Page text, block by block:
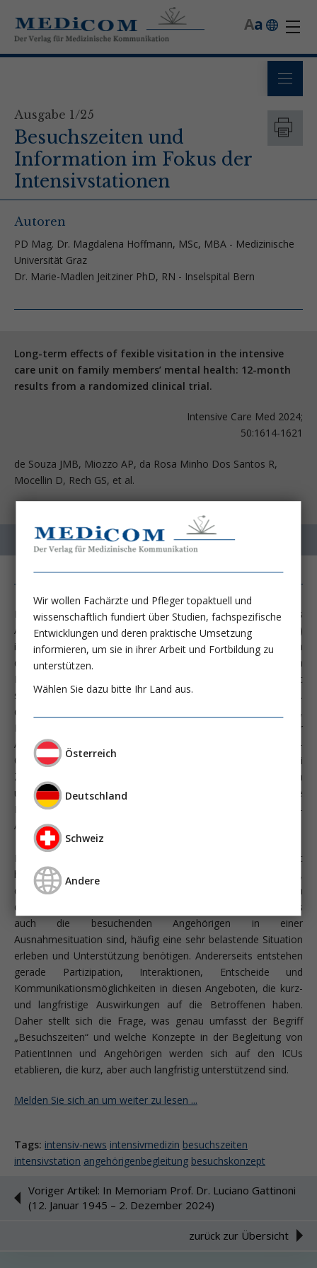
a
A
Ausgabe 1/25
Besuchszeiten und
Information im Fokus der
Intensivstationen
Autoren
PD Mag. Dr. Magdalena Hoffmann, MSc, MBA - Medizinische
Universität Graz
Dr. Marie-Madlen Jeitziner PhD, RN - Inselspital Bern
Long-term effects of fexible visitation in the intensive
care unit on family members’ mental health: 12-month
results from a randomized clinical trial.
Intensive Care Med 2024;
50:1614-1621
de Souza JMB, Miozzo AP, da Rosa Minho Dos Santos R,
Mocellin D, Rech GS, et al.
Für die Prävention und Behandlung belastender Folgen eines
Aufenthaltes auf der Intensivstation (Intensive Care Unit = ICU)
ist sowohl für die PatientInnen wie auch für die Angehörigen
die Partizipation und Involvierung der Angehörigen im
Behandlungsprozess sehr bedeutsam. Die verschiedenen, oft
schwerwiegenden Folgen werden bei rund einem Drittel bzw.
der Hälfte (Azoulay E; Am J Resp Crit Care, 2005; 171:987,
Hoffmann M; Intensive Care Med 2020; 46:1060) der
Angehörigen beobachtet und unter dem Begriff Post-Intensive-
Care-Syndrome Family (PICS-F) zusammengefasst (Putowski
Z; Anaesthesiol Intensive Ther 2023; 55:168). Es handelt sich
um körperliche, kognitive, psychische und soziale
Beeinträchtigungen, die häufig noch lange nach dem ICU-
Aufenthalt auftreten und bestehen bleiben können.
Die Partizipation und Involvierung der Angehörigen geschieht
häufig in den Besuchszeiten, dabei wird aber oft übersehen,
dass Besuchszeiten mehr sind als strukturelle und zeitlich
definierte Angebote. So gilt es einerseits zu bedenken, dass
auch die besuchenden Angehörigen in einer
Ausnahmesituation sind, häufig eine sehr belastende Situation
erleben und Unterstützung benötigen. Andererseits entstehen
gerade Partizipation, Interaktionen, Entscheide und
Kommunikationsmöglichkeiten in diesen Angeboten, die kurz-
und langfristige Auswirkungen auf die Betroffenen haben.
Daher stellt sich die Frage, was genau umfasst der Begriff
„Besuchszeiten“ und welche Konzepte in der Begleitung von
PatientInnen und Angehörigen werden sich auf den ICUs
etablieren, die kurz, aber auch langfristig unterstützend sind.
Melden Sie sich an um weiter zu lesen ...
Tags: intensiv-news intensivmedizin besuchszeiten
intensivstation angehörigenbegleitung besuchskonzept
Voriger Artikel: In Memoriam Prof. Dr. Luciano Gattinoni
(12. Januar 1945 – 2. Dezember 2024)
zurück zur Übersicht
Wir wollen Fachärzte und Pfleger topaktuell und
wissenschaftlich fundiert über Studien, fachspezifische
Entwicklungen und deren praktische Umsetzung
informieren, um sie in ihrer Arbeit und Fortbildung zu
unterstützen.
Wählen Sie dazu bitte Ihr Land aus.
Österreich
Deutschland
Schweiz
Andere